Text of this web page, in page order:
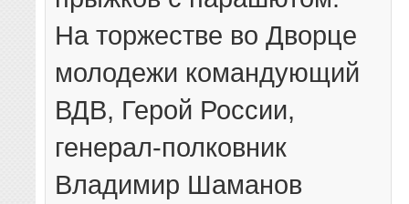
На торжестве во Дворце
молодежи командующий
ВДВ, Герой России,
генерал-полковник
Владимир Шаманов